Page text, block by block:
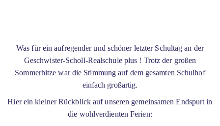
Was für ein aufregender und schöner letzter Schultag an der
Geschwister-Scholl-Realschule plus ! Trotz der großen
Sommerhitze war die Stimmung auf dem gesamten Schulhof
einfach großartig.
Hier ein kleiner Rückblick auf unseren gemeinsamen Endspurt in
die wohlverdienten Ferien: